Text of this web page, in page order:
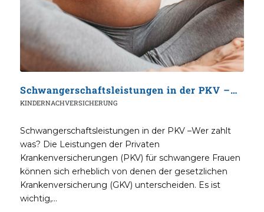
Schwangerschaftsleistungen in der PKV –Wer zahlt was?
KINDERNACHVERSICHERUNG
Schwangerschaftsleistungen in der PKV –Wer zahlt
was? Die Leistungen der Privaten
Krankenversicherungen (PKV) für schwangere Frauen
können sich erheblich von denen der gesetzlichen
Krankenversicherung (GKV) unterscheiden. Es ist
wichtig,…